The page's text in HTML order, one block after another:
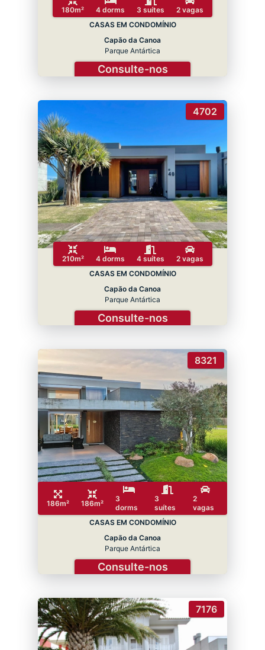
180m² 4 dorms 3 suítes
2 vagas
CASAS EM CONDOMÍNIO
Capão da Canoa
Parque Antártica
Consulte-nos
4702
210m² 4 dorms 4 suítes
2 vagas
CASAS EM CONDOMÍNIO
Capão da Canoa
Parque Antártica
Consulte-nos
8321
186m² 186m²
3
dorms
3
suítes
2
vagas
CASAS EM CONDOMÍNIO
Capão da Canoa
Parque Antártica
Consulte-nos
7176